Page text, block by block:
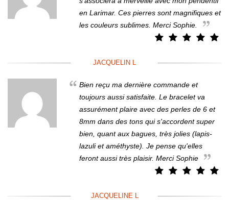
en Larimar. Ces pierres sont magnifiques et
les couleurs sublimes. Merci Sophie.
JACQUELIN L
Bien reçu ma dernière commande et
toujours aussi satisfaite. Le bracelet va
assurément plaire avec des perles de 6 et
8mm dans des tons qui s'accordent super
bien, quant aux bagues, très jolies (lapis-
lazuli et améthyste). Je pense qu'elles
feront aussi très plaisir. Merci Sophie
JACQUELINE L